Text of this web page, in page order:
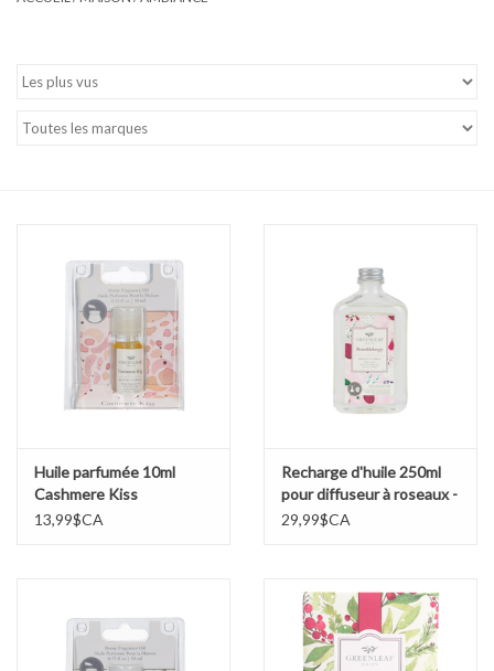
Maison
Conseils
Gift cards
Marques
Récompenses
Huile parfumée 10ml
Cashmere Kiss
13,99$CA
Recharge d'huile 250ml
pour diffuseur à roseaux -
Brambleberry
29,99$CA